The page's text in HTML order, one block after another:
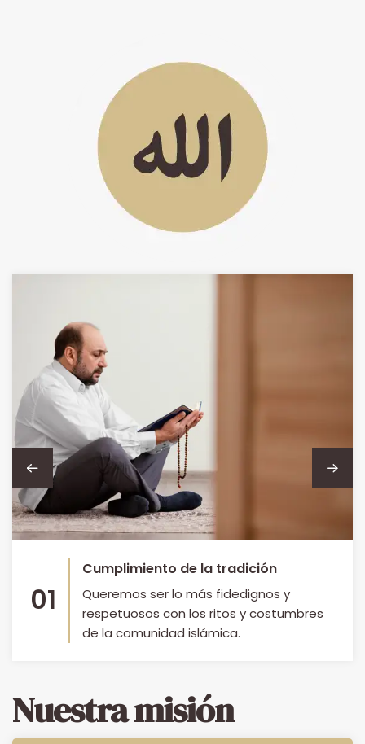
01
Cumplimiento de la tradición
Queremos ser lo más fidedignos y
respetuosos con los ritos y costumbres
de la comunidad islámica.
Nuestra misión